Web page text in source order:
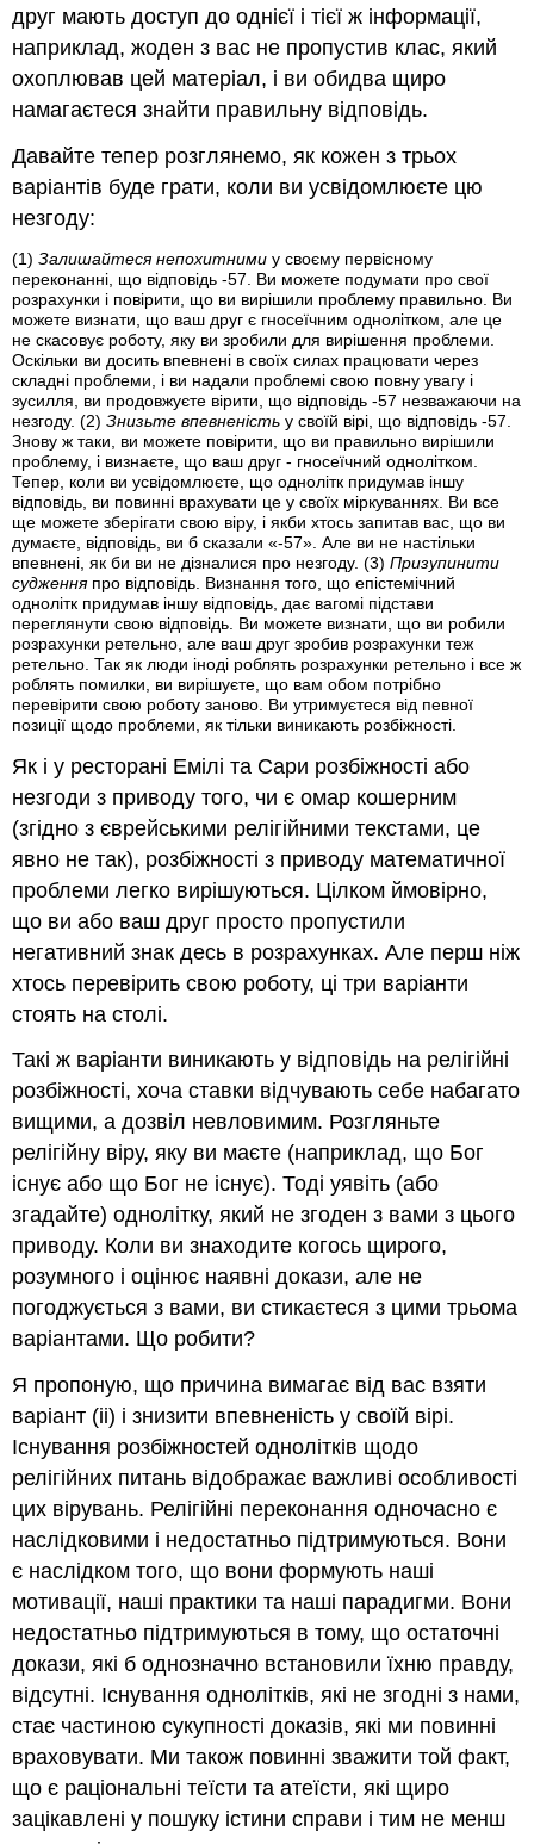
друг мають доступ до однієї і тієї ж інформації,
наприклад, жоден з вас не пропустив клас, який
охоплював цей матеріал, і ви обидва щиро
намагаєтеся знайти правильну відповідь.
Давайте тепер розглянемо, як кожен з трьох
варіантів буде грати, коли ви усвідомлюєте цю
незгоду:
(1) Залишайтеся непохитними у своєму первісному
переконанні, що відповідь -57. Ви можете подумати про свої
розрахунки і повірити, що ви вирішили проблему правильно. Ви
можете визнати, що ваш друг є гносеїчним однолітком, але це
не скасовує роботу, яку ви зробили для вирішення проблеми.
Оскільки ви досить впевнені в своїх силах працювати через
складні проблеми, і ви надали проблемі свою повну увагу і
зусилля, ви продовжуєте вірити, що відповідь -57 незважаючи на
незгоду.(2) Знизьте впевненість у своїй вірі, що відповідь -57.
Знову ж таки, ви можете повірити, що ви правильно вирішили
проблему, і визнаєте, що ваш друг - гносеїчний однолітком.
Тепер, коли ви усвідомлюєте, що однолітк придумав іншу
відповідь, ви повинні врахувати це у своїх міркуваннях. Ви все
ще можете зберігати свою віру, і якби хтось запитав вас, що ви
думаєте, відповідь, ви б сказали «-57». Але ви не настільки
впевнені, як би ви не дізналися про незгоду.(3) Призупинити
судженняпро відповідь. Визнання того, що епістемічний
однолітк придумав іншу відповідь, дає вагомі підстави
переглянути свою відповідь. Ви можете визнати, що ви робили
розрахунки ретельно, але ваш друг зробив розрахунки теж
ретельно. Так як люди іноді роблять розрахунки ретельно і все ж
роблять помилки, ви вирішуєте, що вам обом потрібно
перевірити свою роботу заново. Ви утримуєтеся від певної
позиції щодо проблеми, як тільки виникають розбіжності.
Як і у ресторані Емілі та Сари розбіжності або
незгоди з приводу того, чи є омар кошерним
(згідно з єврейськими релігійними текстами, це
явно не так), розбіжності з приводу математичної
проблеми легко вирішуються. Цілком ймовірно,
що ви або ваш друг просто пропустили
негативний знак десь в розрахунках. Але перш ніж
хтось перевірить свою роботу, ці три варіанти
стоять на столі.
Такі ж варіанти виникають у відповідь на релігійні
розбіжності, хоча ставки відчувають себе набагато
вищими, а дозвіл невловимим. Розгляньте
релігійну віру, яку ви маєте (наприклад, що Бог
існує або що Бог не існує). Тоді уявіть (або
згадайте) однолітку, який не згоден з вами з цього
приводу. Коли ви знаходите когось щирого,
розумного і оцінює наявні докази, але не
погоджується з вами, ви стикаєтеся з цими трьома
варіантами. Що робити?
Я пропоную, що причина вимагає від вас взяти
варіант (ii) і знизити впевненість у своїй вірі.
Існування розбіжностей однолітків щодо
релігійних питань відображає важливі особливості
цих вірувань. Релігійні переконання одночасно є
наслідковими і недостатньо підтримуються. Вони
є наслідком того, що вони формують наші
мотивації, наші практики та наші парадигми. Вони
недостатньо підтримуються в тому, що остаточні
докази, які б однозначно встановили їхню правду,
відсутні. Існування однолітків, які не згодні з нами,
стає частиною сукупності доказів, які ми повинні
враховувати. Ми також повинні зважити той факт,
що є раціональні теїсти та атеїсти, які щиро
зацікавлені у пошуку істини справи і тим не менш